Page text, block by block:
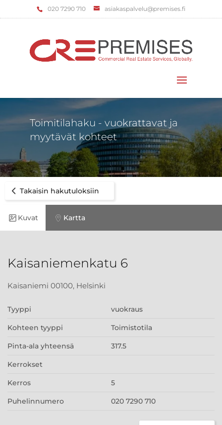
‌020 7290 710 asiakaspalvelu@premises.fi
Toimitilahaku - vuokrattavat ja
myytävät kohteet
Takaisin hakutuloksiin
Kuvat Kartta
Kaisaniemenkatu 6
Kaisaniemi 00100, Helsinki
Tyyppi vuokraus
Kohteen tyyppi Toimistotila
Pinta-ala yhteensä 317.5
Kerrokset
Kerros 5
Puhelinnumero 020 7290 710